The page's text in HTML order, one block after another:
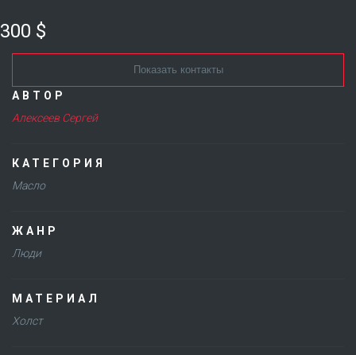
300 $
Показать контакты
АВТОР
Алексеев Сергей
КАТЕГОРИЯ
Масло
ЖАНР
Люди
МАТЕРИАЛ
Холст